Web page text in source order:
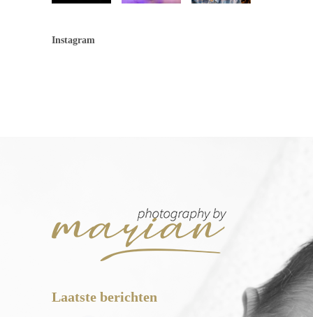
Instagram
Laatste berichten